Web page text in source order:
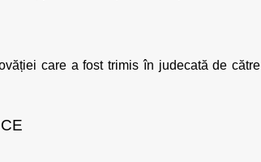
care a fost trimis în judecată de către